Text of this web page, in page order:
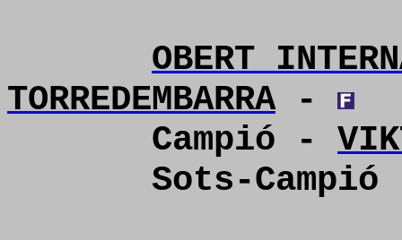
OBERT
TORREDEMBARRA-
Campió -
Sots-